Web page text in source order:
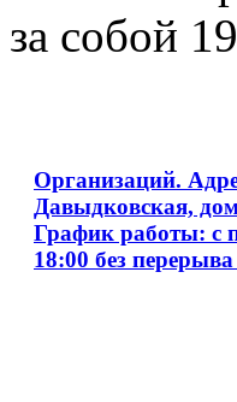
за собой
Организаций.
Давыдковская,
График работы: с
18:00 без